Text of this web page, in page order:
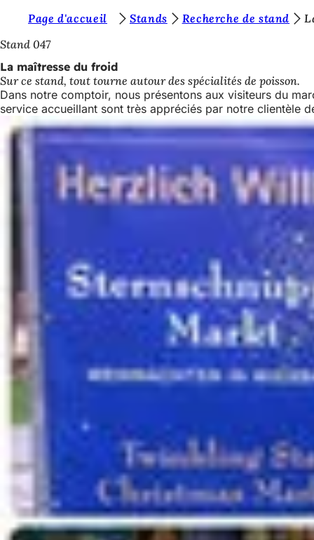
Accéder au contenu
o
u
s
ê
t
Page d'accueil Stands Recherche de stand
Stand 047
La maîtresse du froid
Sur ce stand, tout tourne autour des spécialités de poisson.
Dans notre comptoir, nous présentons aux visiteurs du
service accueillant sont très appréciés par notre clientèle